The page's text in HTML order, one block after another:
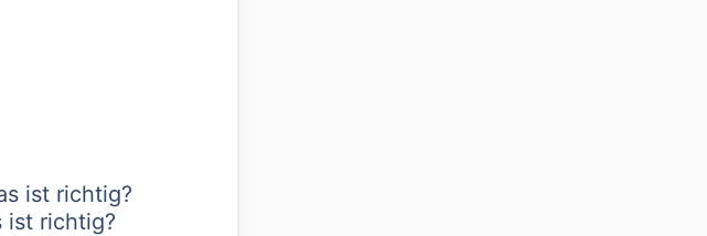
ist richtig?
ist richtig?